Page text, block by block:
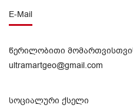
E-Mail
წერილობითი
ultramartgeo@gmail.com
სოციალური ქსელი